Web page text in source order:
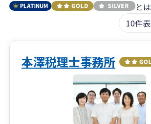
とは
本澤税理士事務所